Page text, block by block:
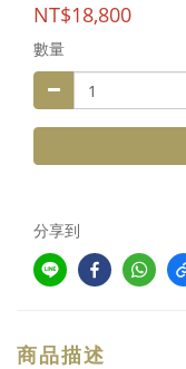
NT$18,800
數量
分享到
商品描述